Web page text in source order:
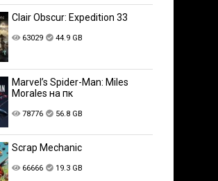
Clair Obscur: Expedition 33
63029 44.9 GB
Marvel’s Spider-Man: Miles
Morales на пк
78776 56.8 GB
Scrap Mechanic
66666 19.3 GB